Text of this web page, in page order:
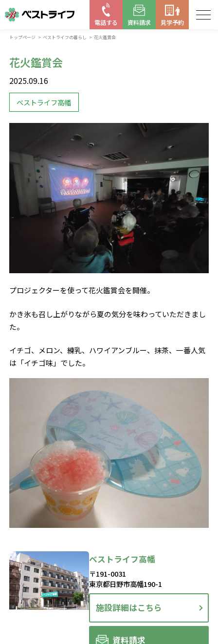
電話する 資料請求 見学予約
トップページ ベストライフの暮らし 花火鑑賞会
花火鑑賞会
2025.09.16
ベストライフ高幡
プロジェクターを使って花火鑑賞会を開催。
かき氷も召し上がりながら夏の気分を味わっていただきまし
た。
イチゴ、メロン、練乳、ハワイアンブルー、抹茶、一番人気
は「イチゴ味」でした。
ベストライフ高幡
〒191-0031
東京都日野市高幡190-1
施設詳細はこちら
資料請求